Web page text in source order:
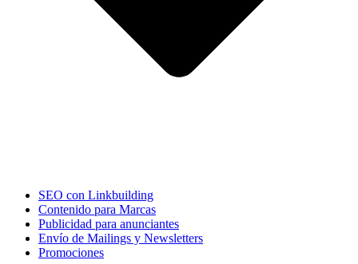
SEO con Linkbuilding
Contenido para Marcas
Publicidad para anunciantes
Envío de Mailings y Newsletters
Promociones